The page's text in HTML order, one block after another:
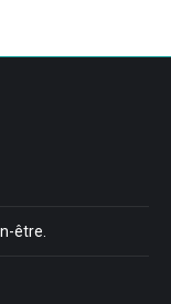
être.